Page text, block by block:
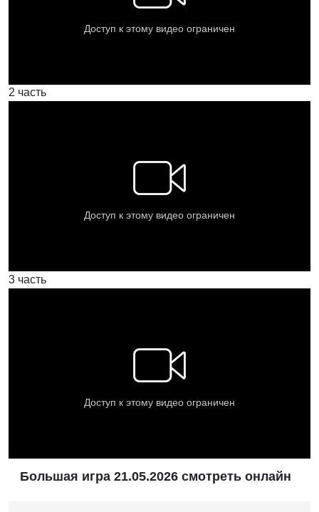
2 часть
3 часть
Большая игра 21.05.2026 смотреть онлайн